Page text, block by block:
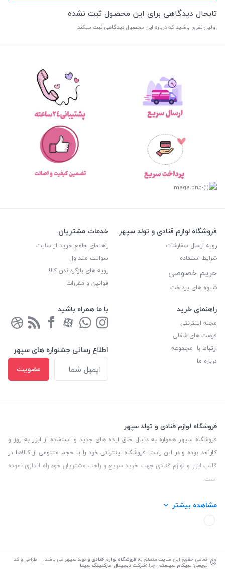
تابحال دیدگاهی برای این محصول ثبت نشده
اولین نفری باشید که درباره این محصول دیدگاهی ثبت میکند
فروشگاه لوازم قنادی و تولد سپهر
رویه ارسال سفارشات
شرایط استفاده
حریم خصوصی
شیوه های پرداخت
خدمات مشتریان
راهنمای جامع خرید از سایت
سوالات متداول
رویه های بازگرداندن کالا
قوانین و مقررات
راهنمای خرید
مجله اینترنتی
فرصت های شغلی
ارتباط با مجموعه
درباره ما
با ما همراه باشید
اطلاع رسانی جشنواره های سپهر
عضویت
فروشگاه لوازم قنادی و تولد سپهر
فروشگاه سپهر همواره به دنبال خلق ایده های جدید و استفاده از ابزار به روز و
کارآمد بوده و در این راستا فروشگاه اینترنتی خود را با حجم متنوعی از کالاها در
قالب ابزار و لوازم قنادی جهت خرید سریع و راحت مشتریان خود راه اندازی نموده
است.
این فروشگاه تمام تلاش خود را نموده تا کالاهایی با کیفیت و با حداقل قیمت
عرضه نماید.
مشاهده بیشتر
© تمامی حقوق این سایت متعلق بهفروشگاه لوازم قنادی و تولد سپهر می باشد. | طراحی و کد
نویسی: سپکام سیستم اجرا :شرکت دیجیتال مارکتینگ سپتا